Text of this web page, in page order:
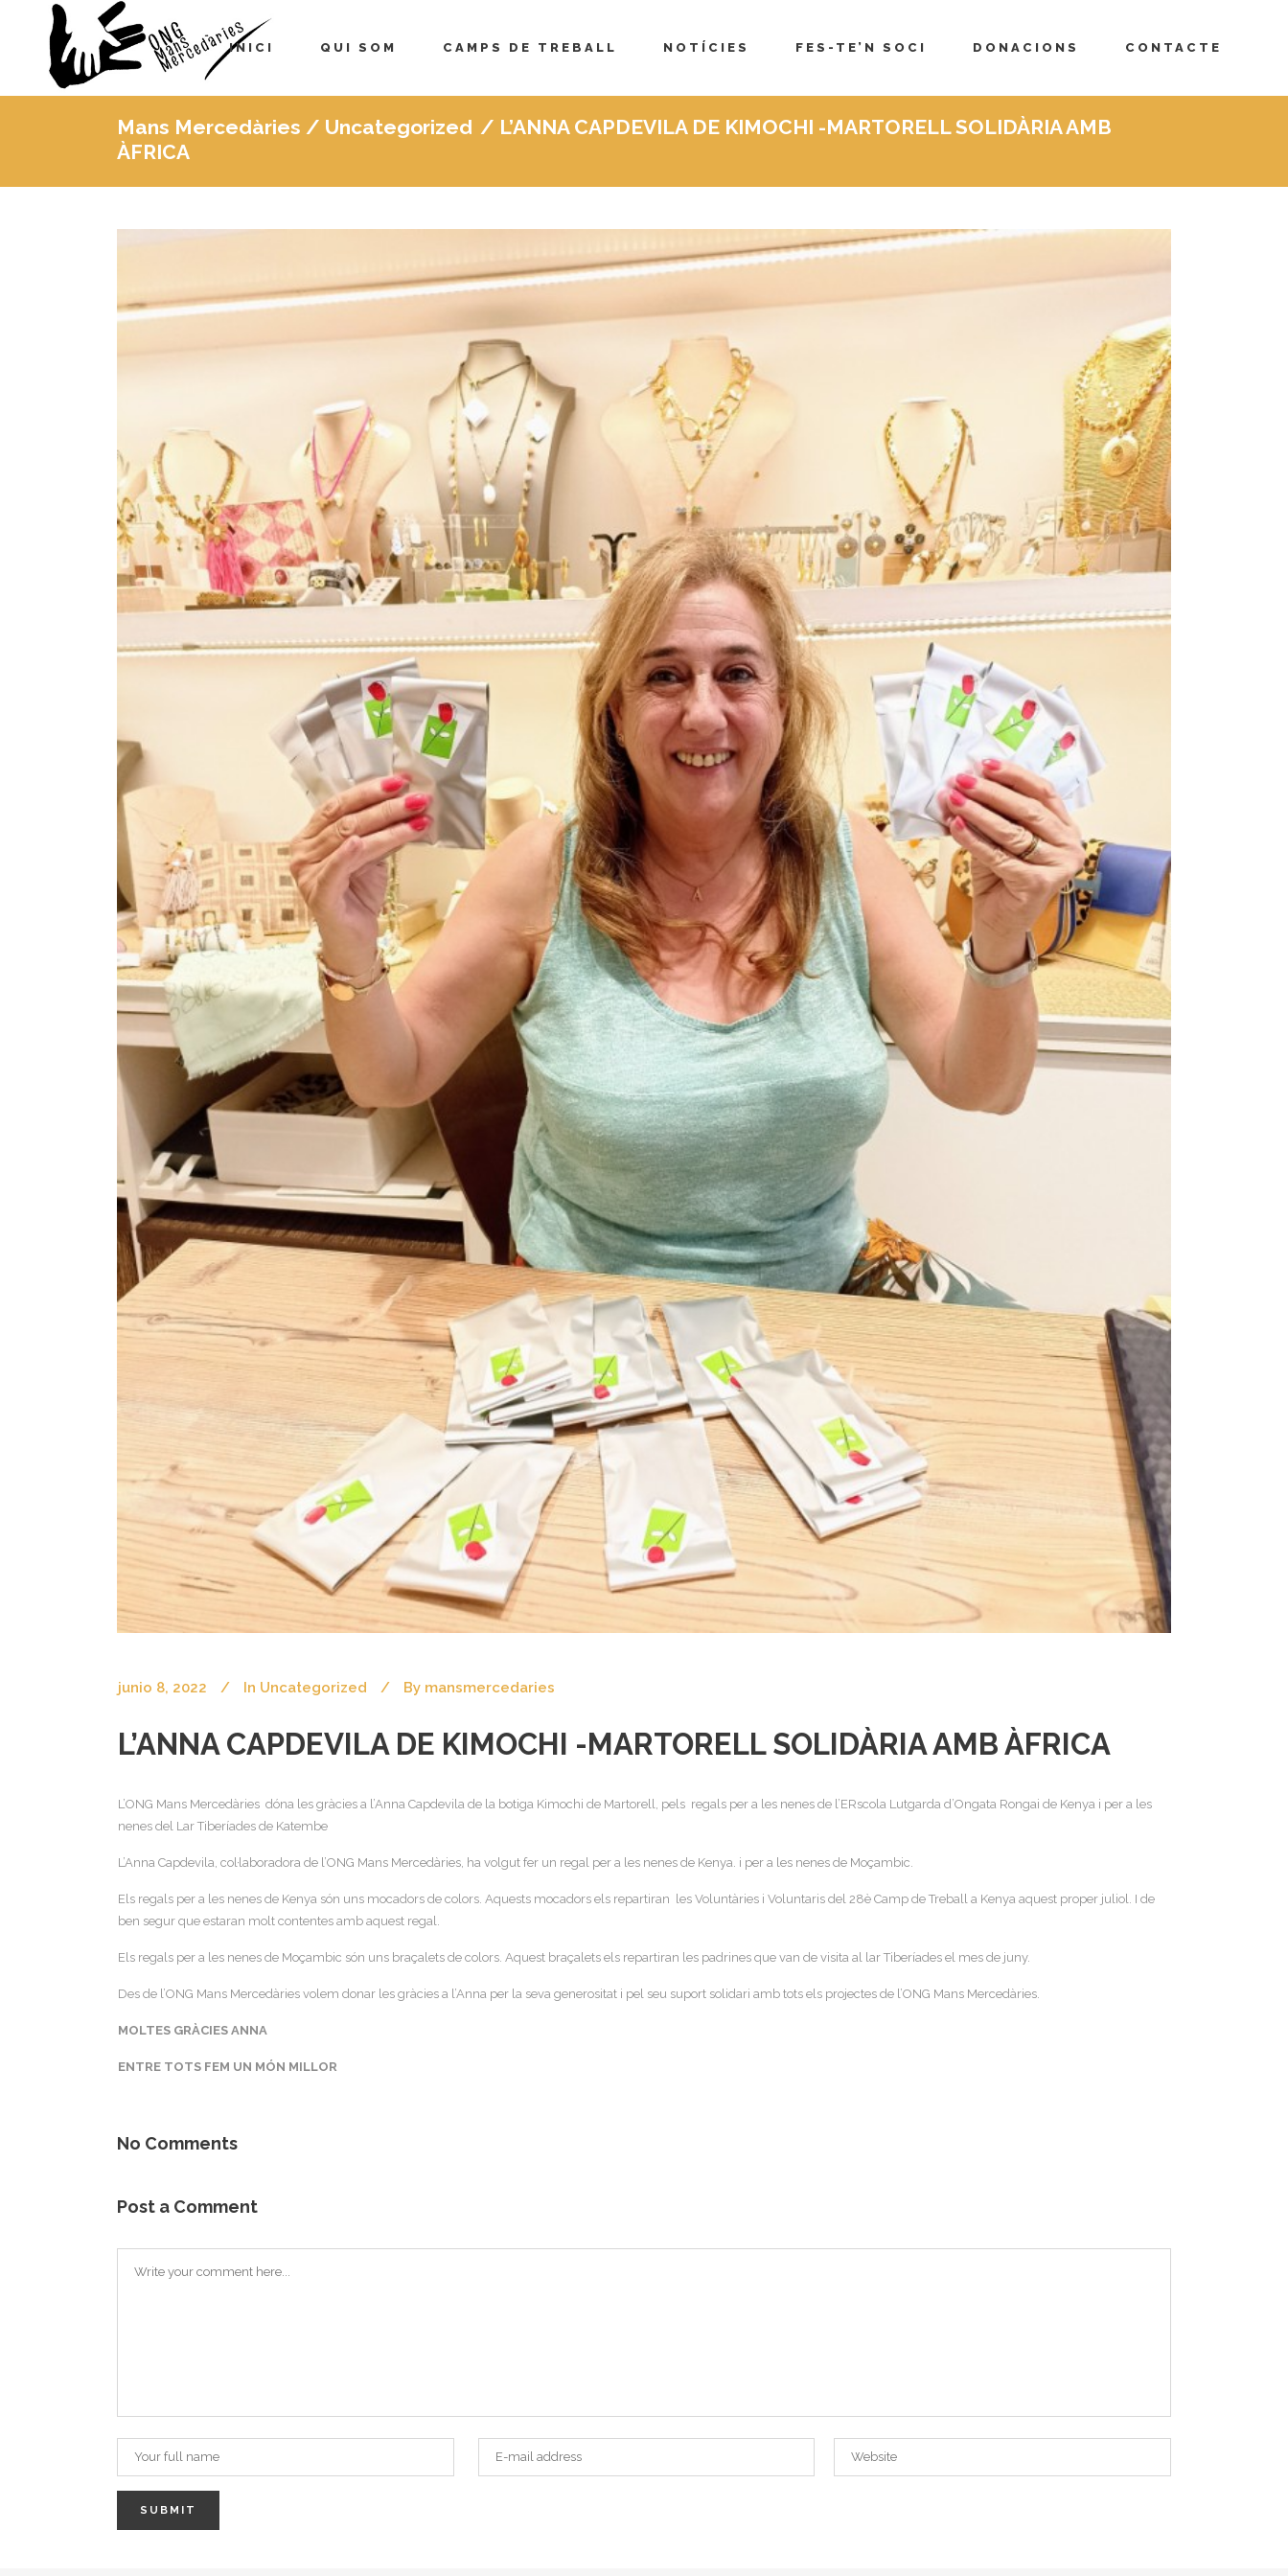
INICI QUI SOM CAMPS DE TREBALL NOTÍCIES FES-TE’N SOCI DONACIONS CONTACTE
Mans Mercedàries / Uncategorized / L’ANNA CAPDEVILA DE KIMOCHI -MARTORELL SOLIDÀRIA AMB
ÀFRICA
junio 8, 2022 In Uncategorized By mansmercedaries
L’ANNA CAPDEVILA DE KIMOCHI -MARTORELL SOLIDÀRIA AMB ÀFRICA
L’ONG Mans Mercedàries dóna les gràcies a l’Anna Capdevila de la botiga Kimochi de Martorell, pels regals per a les nenes de l’ERscola Lutgarda d’Ongata Rongai de Kenya i per a les
nenes del Lar Tiberíades de Katembe
L’Anna Capdevila, col·laboradora de l’ONG Mans Mercedàries, ha volgut fer un regal per a les nenes de Kenya. i per a les nenes de Moçambic.
Els regals per a les nenes de Kenya són uns mocadors de colors. Aquests mocadors els repartiran les Voluntàries i Voluntaris del 28è Camp de Treball a Kenya aquest proper juliol. I de
ben segur que estaran molt contentes amb aquest regal.
Els regals per a les nenes de Moçambic són uns braçalets de colors. Aquest braçalets els repartiran les padrines que van de visita al lar Tiberíades el mes de juny.
Des de l’ONG Mans Mercedàries volem donar les gràcies a l’Anna per la seva generositat i pel seu suport solidari amb tots els projectes de l’ONG Mans Mercedàries.
MOLTES GRÀCIES ANNA
ENTRE TOTS FEM UN MÓN MILLOR
No Comments
Post a Comment